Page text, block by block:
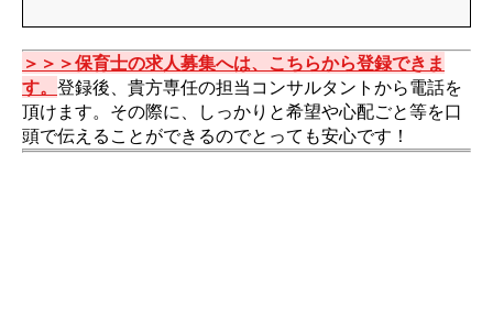
＞＞＞保育士の求人募集へは、こちらから登録できま
す。 登録後、貴方専任の担当コンサルタントから電話を
頂けます。その際に、しっかりと希望や心配ごと等を口
頭で伝えることができるのでとっても安心です！